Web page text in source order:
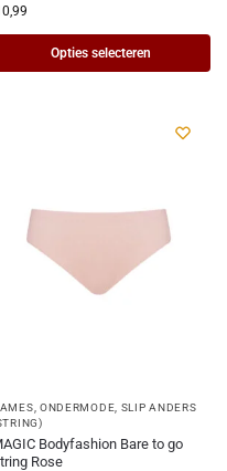
Opties selecteren
ONDERMODE SLIP ANDERS
Bodyfashion Bare to go
Rose